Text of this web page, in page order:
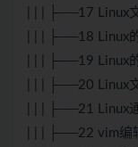
| | | ├──17 Linux
| | | ├──18 Linux
| | | ├──19 Linux
| | | ├──20 Linux
| | | ├──21 Linux
| | | ├──22 vim编